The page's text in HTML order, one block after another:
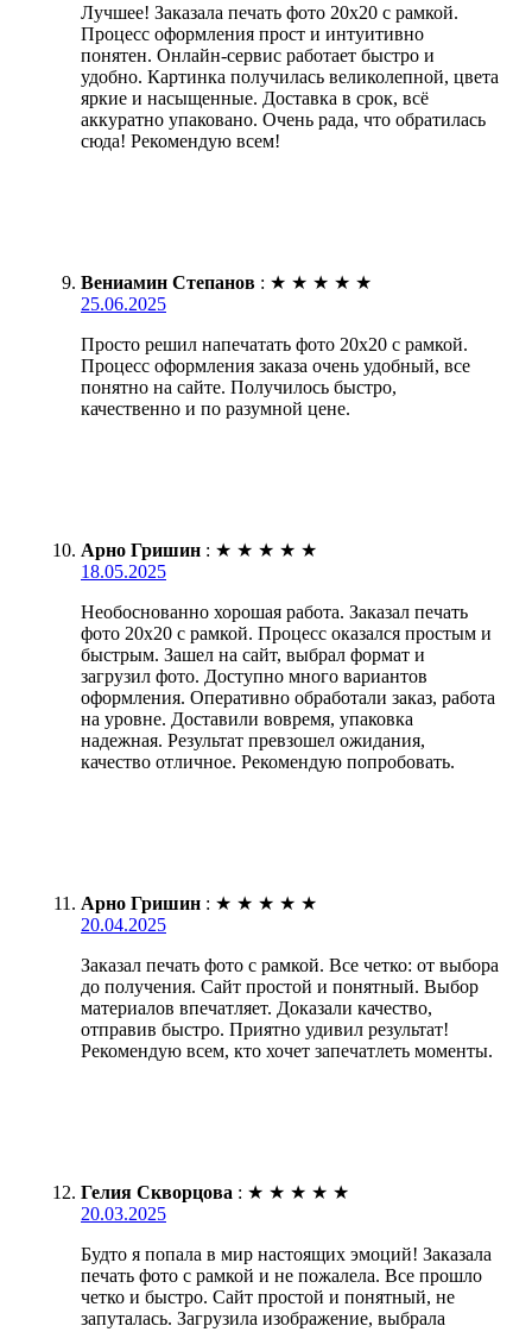
Лучшее! Заказала печать фото 20х20 с рамкой.
Процесс оформления прост и интуитивно
понятен. Онлайн-сервис работает быстро и
удобно. Картинка получилась великолепной, цвета
яркие и насыщенные. Доставка в срок, всё
аккуратно упаковано. Очень рада, что обратилась
сюда! Рекомендую всем!
Вениамин Степанов : ★ ★ ★ ★ ★
25.06.2025
Просто решил напечатать фото 20х20 с рамкой.
Процесс оформления заказа очень удобный, все
понятно на сайте. Получилось быстро,
качественно и по разумной цене.
Арно Гришин : ★ ★ ★ ★ ★
18.05.2025
Необоснованно хорошая работа. Заказал печать
фото 20х20 с рамкой. Процесс оказался простым и
быстрым. Зашел на сайт, выбрал формат и
загрузил фото. Доступно много вариантов
оформления. Оперативно обработали заказ, работа
на уровне. Доставили вовремя, упаковка
надежная. Результат превзошел ожидания,
качество отличное. Рекомендую попробовать.
Арно Гришин : ★ ★ ★ ★ ★
20.04.2025
Заказал печать фото с рамкой. Все четко: от выбора
до получения. Сайт простой и понятный. Выбор
материалов впечатляет. Доказали качество,
отправив быстро. Приятно удивил результат!
Рекомендую всем, кто хочет запечатлеть моменты.
Гелия Скворцова : ★ ★ ★ ★ ★
20.03.2025
Будто я попала в мир настоящих эмоций! Заказала
печать фото с рамкой и не пожалела. Все прошло
четко и быстро. Сайт простой и понятный, не
запуталась. Загрузила изображение, выбрала